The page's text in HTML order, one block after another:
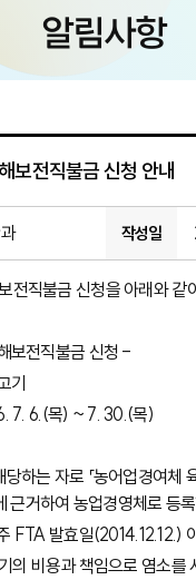
알림사항
보전직불금 신청 안내
작성일
전직불금 신청을 아래와 같
보전직불금 신청 -
기
7. 6.(목) ~ 7. 30.(목)
하는 자로 「농어업경여체
근거하여 농업경영체로 등
FTA 발효일(2014.12.12.)
비용과 책임으로 염소를